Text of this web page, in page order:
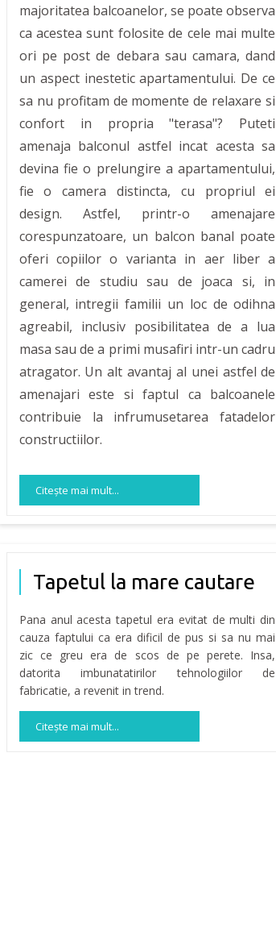
majoritatea balcoanelor, se poate observa
ca acestea sunt folosite de cele mai multe
ori pe post de debara sau camara, dand
un aspect inestetic apartamentului. De ce
sa nu profitam de momente de relaxare si
confort in propria "terasa"? Puteti
amenaja balconul astfel incat acesta sa
devina fie o prelungire a apartamentului,
fie o camera distincta, cu propriul ei
design. Astfel, printr-o amenajare
corespunzatoare, un balcon banal poate
oferi copiilor o varianta in aer liber a
camerei de studiu sau de joaca si, in
general, intregii familii un loc de odihna
agreabil, inclusiv posibilitatea de a lua
masa sau de a primi musafiri intr-un cadru
atragator. Un alt avantaj al unei astfel de
amenajari este si faptul ca balcoanele
contribuie la infrumusetarea fatadelor
constructiilor.
Citeşte mai mult...
Tapetul la mare cautare
Pana anul acesta tapetul era evitat de multi din
cauza faptului ca era dificil de pus si sa nu mai
zic ce greu era de scos de pe perete. Insa,
datorita imbunatatirilor tehnologiilor de
fabricatie, a revenit in trend.
Citeşte mai mult...